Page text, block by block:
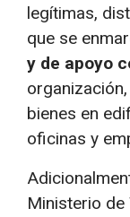
legítimas,
que se
y de apoyo
bienes en
oficinas y
Ministerio